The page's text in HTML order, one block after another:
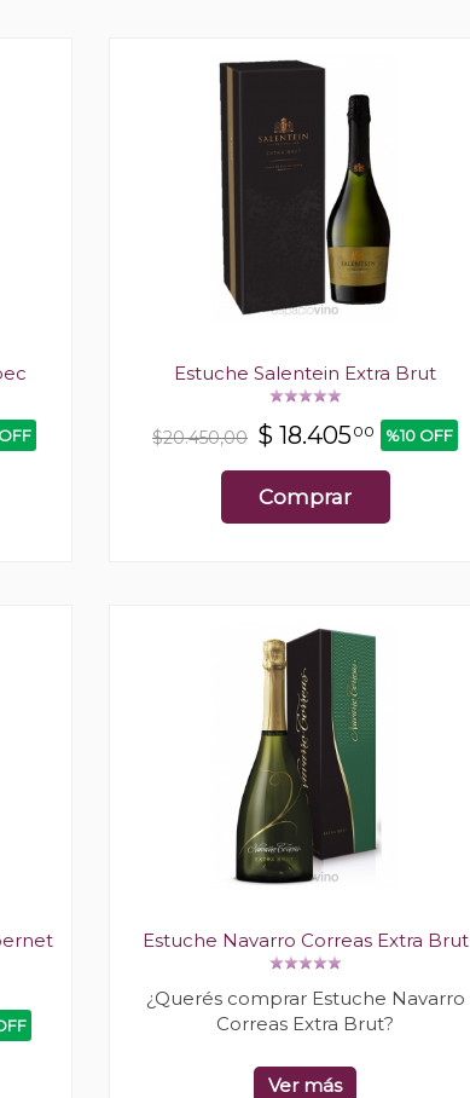
Estuche Salentein Extra Brut
$20.450,00 $ 18.40500 %10 OFF
Comprar
Estuche Navarro Correas Extra Brut
¿Querés comprar Estuche Navarro
Correas Extra Brut?
Ver más